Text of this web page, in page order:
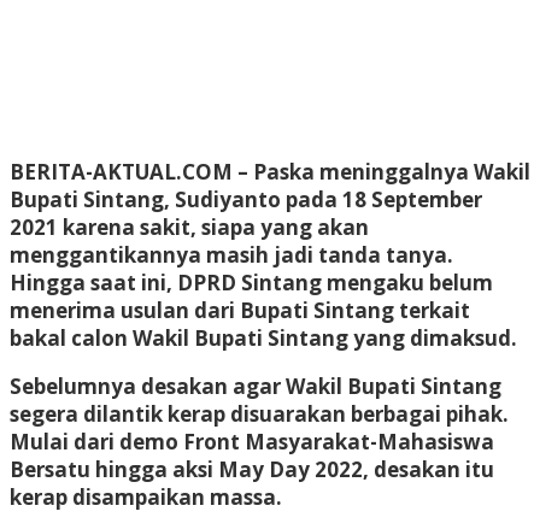
BERITA-AKTUAL.COM – Paska meninggalnya Wakil
Bupati Sintang, Sudiyanto pada 18 September
2021 karena sakit, siapa yang akan
menggantikannya masih jadi tanda tanya.
Hingga saat ini, DPRD Sintang mengaku belum
menerima usulan dari Bupati Sintang terkait
bakal calon Wakil Bupati Sintang yang dimaksud.
Sebelumnya desakan agar Wakil Bupati Sintang
segera dilantik kerap disuarakan berbagai pihak.
Mulai dari demo Front Masyarakat-Mahasiswa
Bersatu hingga aksi May Day 2022, desakan itu
kerap disampaikan massa.